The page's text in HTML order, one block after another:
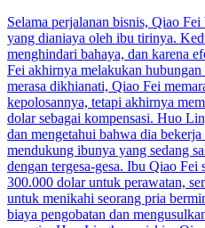
Selama perjalanan bisnis, Qiao
yang dianiaya oleh ibu tirinya.
menghindari bahaya, dan karena
Fei akhirnya melakukan
merasa dikhianati, Qiao Fei
kepolosannya, tetapi akhirnya
dolar sebagai kompensasi. Huo
dan mengetahui bahwa dia
mendukung ibunya yang sedang
dengan tergesa-gesa. Ibu Qiao
300.000 dolar untuk perawatan,
untuk menikahi seorang pria
biaya pengobatan dan